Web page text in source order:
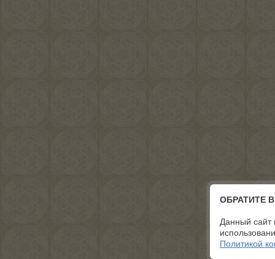
ОБРАТИТЕ
Данный сайт
Политикой